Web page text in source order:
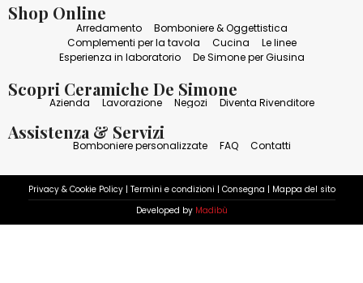
Shop Online
Arredamento
Bomboniere & Oggettistica
Complementi per la tavola
Cucina
Le linee
Esperienza in laboratorio
De Simone per Giusina
Scopri Ceramiche De Simone
Azienda Lavorazione Negozi Diventa Rivenditore
Assistenza & Servizi
Bomboniere personalizzate FAQ Contatti
Privacy & Cookie Policy| Termini e condizioni | Consegna | Mappa del sito
Developed by Madibù